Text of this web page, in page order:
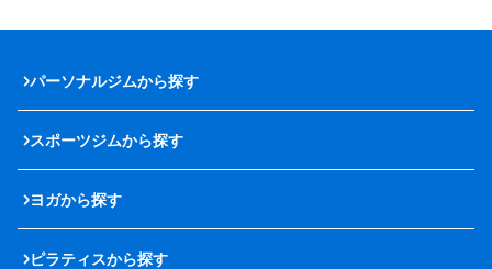
パーソナルジムから探す
スポーツジムから探す
ヨガから探す
ピラティスから探す